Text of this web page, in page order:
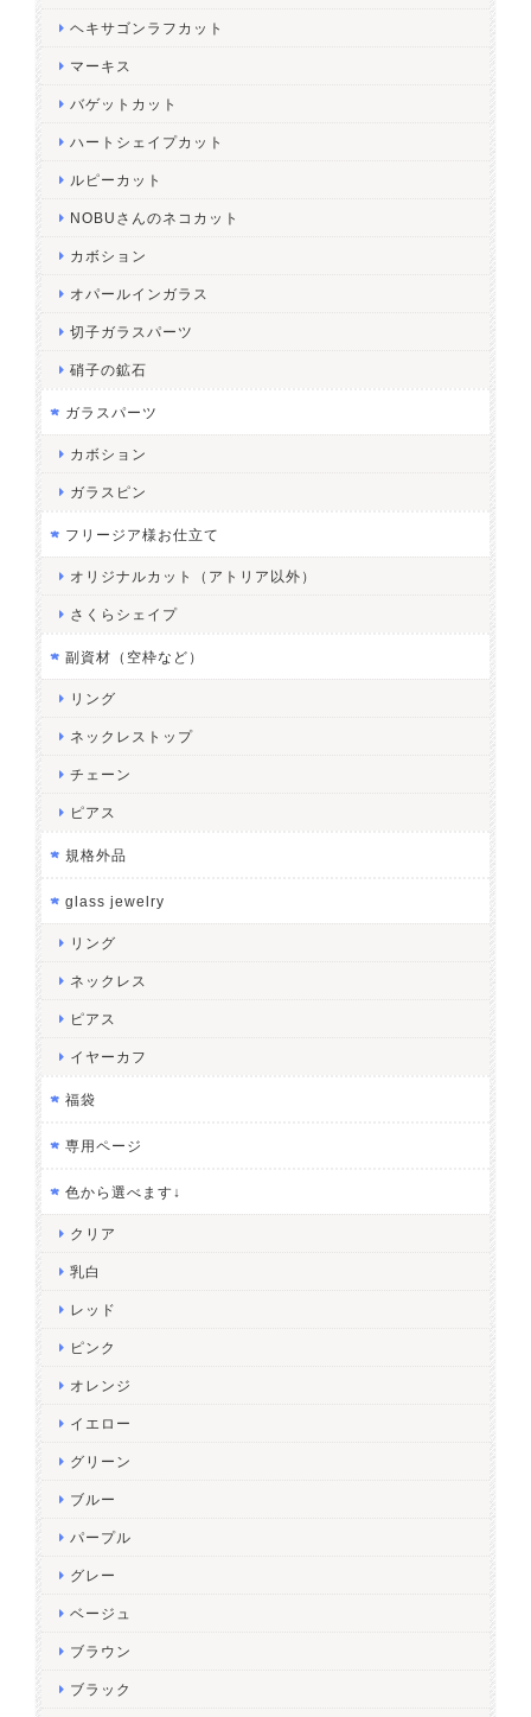
ヘキサゴンラフカット
マーキス
バゲットカット
ハートシェイプカット
ルピーカット
NOBUさんのネコカット
カボション
オパールインガラス
切子ガラスパーツ
硝子の鉱石
ガラスパーツ
カボション
ガラスピン
フリージア様お仕立て
オリジナルカット（アトリア以外）
さくらシェイプ
副資材（空枠など）
リング
ネックレストップ
チェーン
ピアス
規格外品
glass jewelry
リング
ネックレス
ピアス
イヤーカフ
福袋
専用ページ
色から選べます↓
クリア
乳白
レッド
ピンク
オレンジ
イエロー
グリーン
ブルー
パープル
グレー
ベージュ
ブラウン
ブラック